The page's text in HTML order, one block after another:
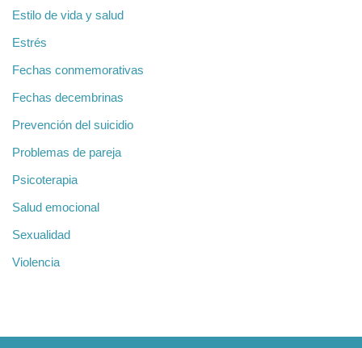
Estilo de vida y salud
Estrés
Fechas conmemorativas
Fechas decembrinas
Prevención del suicidio
Problemas de pareja
Psicoterapia
Salud emocional
Sexualidad
Violencia